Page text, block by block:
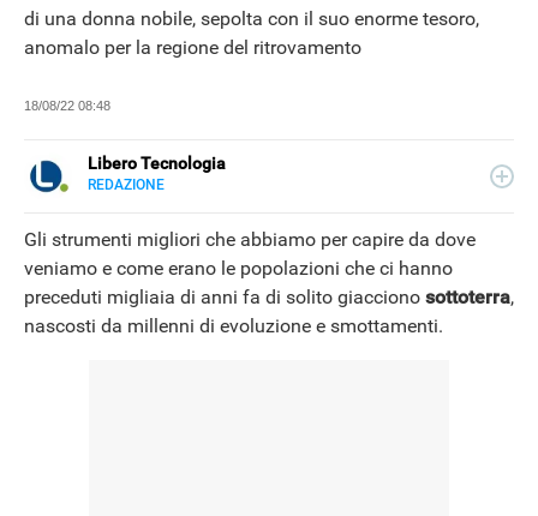
di una donna nobile, sepolta con il suo enorme tesoro,
anomalo per la regione del ritrovamento
18/08/22 08:48
Libero Tecnologia
REDAZIONE
tendenze dal mondo tech, approfondimenti, guide e
tutorial, per un pubblico di principianti e di esperti, di
utenti privati, di PMI e professionisti. Qui trovate i nostri
articoli sul mondo Android e Apple, app e social, audio e
video, smartphone e wearable, domotica e gadget.
Gli strumenti migliori che abbiamo per capire da dove
veniamo e come erano le popolazioni che ci hanno
preceduti migliaia di anni fa di solito giacciono sottoterra,
nascosti da millenni di evoluzione e smottamenti.